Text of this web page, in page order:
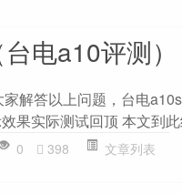
电a10评测）
解答以上问题，台电
果实际测试回顶 本文到
0 398 文章列表